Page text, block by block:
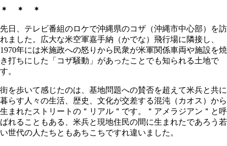
＊ ＊ ＊
先日、テレビ番組のロケで沖縄県のコザ（沖縄市中心部）を訪
れました。広大な米空軍嘉手納（かでな）飛行場に隣接し、
1970年には米施政への怒りから民衆が米軍関係車両や施設を焼
き打ちにした「コザ騒動」があったことでも知られる土地で
す。
街を歩いて感じたのは、基地問題への賛否を超えて米兵と共に
暮らす人々の生活、歴史、文化が交差する混沌（カオス）から
生まれたストリートの＂リアル＂です。＂アメラジアン＂と呼
ばれることもある、米兵と現地住民の間に生まれたであろう若
い世代の人たちともあちこちですれ違いました。